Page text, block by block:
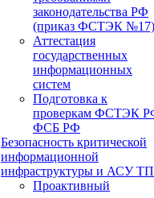
законодательства РФ
(приказ ФСТЭК №17)
Аттестация
государственных
информационных
систем
Подготовка к
проверкам ФСТЭК
ФСБ РФ
Безопасность критической
информационной
инфраструктуры и АСУ ТП
Проактивный